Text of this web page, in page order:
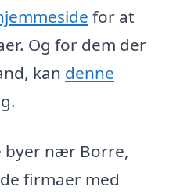
for at
Og for dem der
kan denne
byer nær Borre,
firmaer med